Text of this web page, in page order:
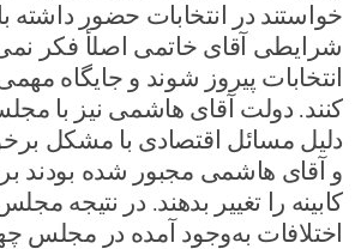
خواستند در انتخابات حضور داشته
شرایطی آقای خاتمی اصلأ فکر
انتخابات پیروز شوند و جایگاه
کنند. دولت آقای هاشمی نیز با
دلیل مسائل اقتصادی با مشکل
و آقای هاشمی مجبور شده بودند
کابینه را تغییر بدهند. در نتیجه
اختلافات به‌وجود آمده در مجلس